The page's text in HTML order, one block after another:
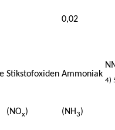
0,02
Stikstofoxiden Ammoniak
4)
(NOx) (NH3)